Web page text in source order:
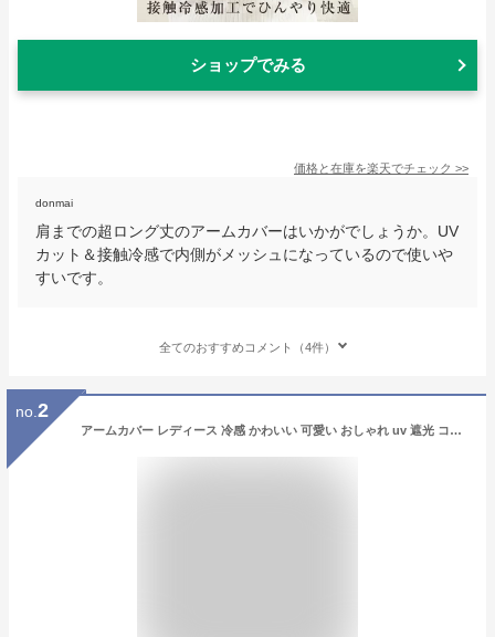
ショップでみる
価格と在庫を楽天でチェック >>
donmai
肩までの超ロング丈のアームカバーはいかがでしょうか。UV
カット＆接触冷感で内側がメッシュになっているので使いや
すいです。
全てのおすすめコメント（4件）
no. 2
アームカバー レディース 冷感 かわいい 可愛い おしゃれ uv 遮光 コットン uvケア uvカット ロング 紫外線 対策 冷え 通気性 シースルー 手袋 スポーツ 涼しい 日焼け対策 アウトドア 日焼け止め ゆったり 指なし 肩まで 着る 甲 ゴルフ スポーツ